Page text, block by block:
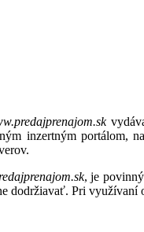
inzertným portálom,
, je
dodržiavať. Pri